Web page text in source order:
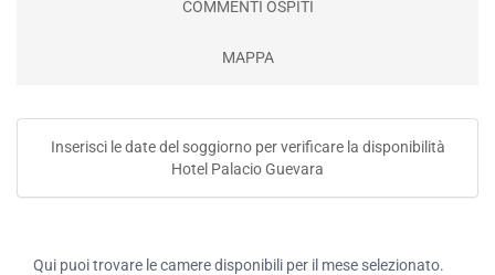
COMMENTI OSPITI
MAPPA
Inserisci le date del soggiorno per verificare la disponibilità
Hotel Palacio Guevara
Qui puoi trovare le camere disponibili per il mese selezionato.